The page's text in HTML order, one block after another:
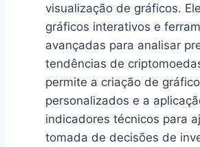
visualização de gráficos.
gráficos interativos e
avançadas para analisar
tendências de
permite a criação de
personalizados e a
indicadores técnicos para
tomada de decisões de